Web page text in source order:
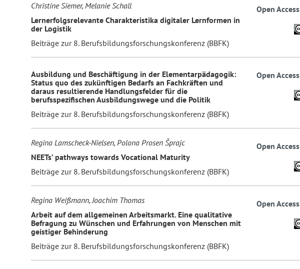
Christine Siemer, Melanie Schall
Lernerfolgsrelevante Charakteristika digitaler Lernformen in
der Logistik
Beiträge zur 8. Berufsbildungsforschungskonferenz (BBFK)
Open Access
Ausbildung und Beschäftigung in der Elementarpädagogik:
Status quo des zukünftigen Bedarfs an Fachkräften und
daraus resultierende Handlungsfelder für die
berufsspezifischen Ausbildungswege und die Politik
Beiträge zur 8. Berufsbildungsforschungskonferenz (BBFK)
Open Access
Regina Lamscheck-Nielsen, Polona Prosen Šprajc
NEETs’ pathways towards Vocational Maturity
Beiträge zur 8. Berufsbildungsforschungskonferenz (BBFK)
Open Access
Regina Weißmann, Joachim Thomas
Arbeit auf dem allgemeinen Arbeitsmarkt. Eine qualitative
Befragung zu Wünschen und Erfahrungen von Menschen mit
geistiger Behinderung
Beiträge zur 8. Berufsbildungsforschungskonferenz (BBFK)
Open Access